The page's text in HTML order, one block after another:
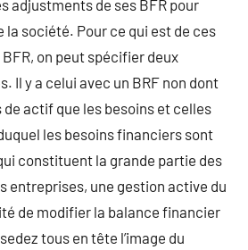
adjustments de ses BFR pour
société. Pour ce qui est de ces
on peut spécifier deux
Il y a celui avec un BRF non dont
de actif que les besoins et celles
les besoins financiers sont
constituent la grande partie des
entreprises, une gestion active du
de modifier la balance financier
tous en tête l’image du